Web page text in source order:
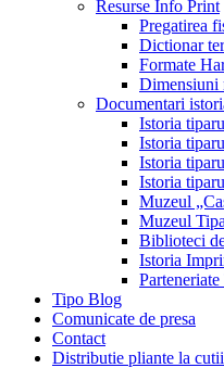
Resurse Info Print
Pregatirea
Dictionar
Formate
Dimensiuni
Documentari
Istoria
Istoria
Istoria
Istoria
Muzeul
Muzeul
Biblioteci
Istoria
Tipo Blog
Comunicate de presa
Contact
Distributie pliante la